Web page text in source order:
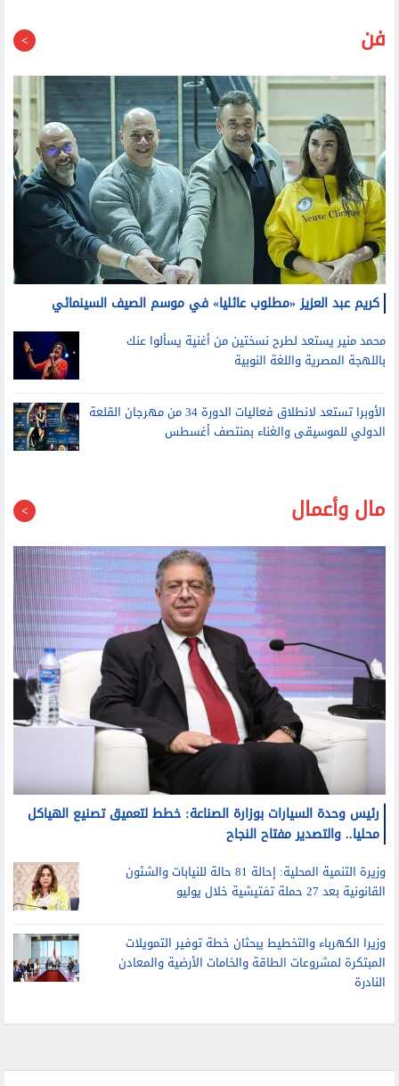
قد يعجبك أيضا
فن
محمد منير يستعد لطرح نسختين من أغنية يسألوا عنك
باللهجة المصرية واللغة النوبية
الدولي للموسيقى والغناء بمنتصف أغسطس
مال وأعمال
رئيس وحدة السيارات بوزارة الصناعة: خطط لتعميق تصنيع الهياكل
وزيرة التنمية المحلية: إحالة 81 حالة للنيابات والشئون
القانونية بعد 27 حملة تفتيشية خلال يوليو
وزيرا الكهرباء والتخطيط يبحثان خطة توفير التمويلات
النادرة